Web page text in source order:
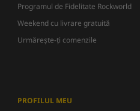
Programul de Fidelitate Rockworld
Weekend cu livrare gratuită
Urmărește-ți comenzile
PROFILUL MEU